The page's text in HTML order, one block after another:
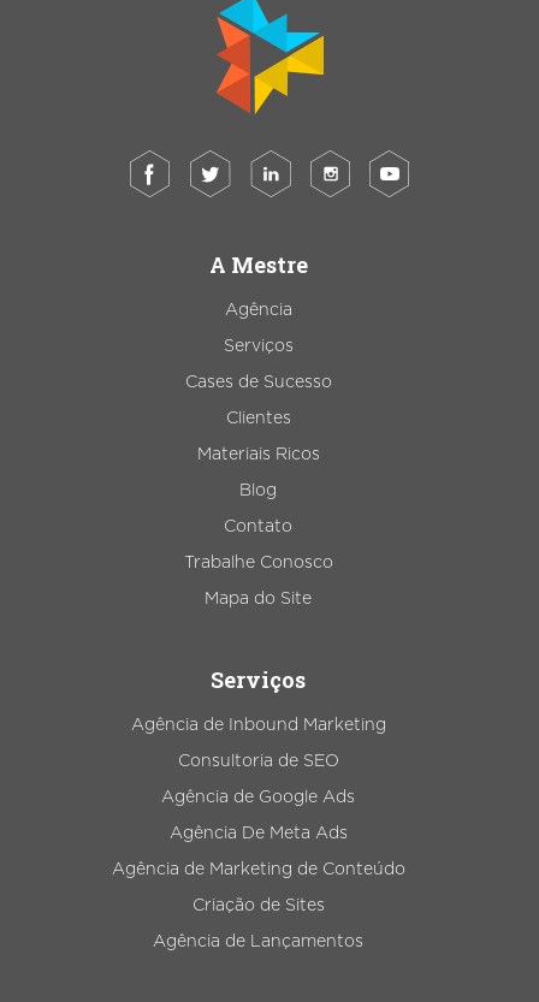
A Mestre
Agência
Serviços
Cases de Sucesso
Clientes
Materiais Ricos
Blog
Contato
Trabalhe Conosco
Mapa do Site
Serviços
Agência de Inbound Marketing
Consultoria de SEO
Agência de Google Ads
Agência De Meta Ads
Agência de Marketing de Conteúdo
Criação de Sites
Agência de Lançamentos